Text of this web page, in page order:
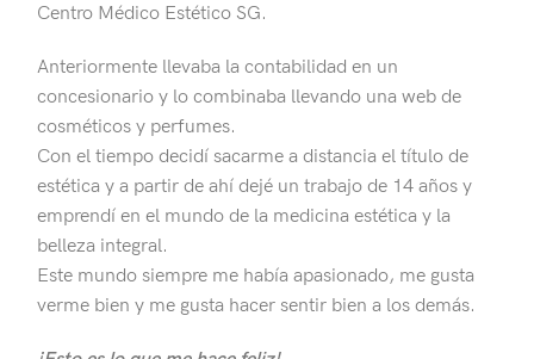
Centro Médico Estético SG.
Anteriormente llevaba la contabilidad en un
concesionario y lo combinaba llevando una web de
cosméticos y perfumes.
Con el tiempo decidí sacarme a distancia el título de
estética y a partir de ahí dejé un trabajo de 14 años y
emprendí en el mundo de la medicina estética y la
belleza integral.
Este mundo siempre me había apasionado, me gusta
verme bien y me gusta hacer sentir bien a los demás.